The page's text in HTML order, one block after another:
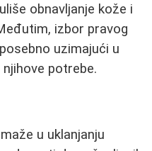
obnavljanje kože i
izbor pravog
uzimajući u
potrebe.
u uklanjanju